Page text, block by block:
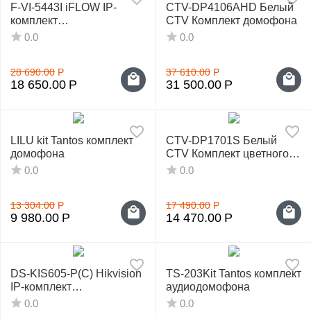
F-VI-5443I iFLOW IP-
комплект
видеодомофонии
0.0
28 690.00 Р
18 650.00 Р
CTV-DP4106AHD Белый
CTV Комплект домофона
0.0
37 610.00 Р
31 500.00 Р
LILU kit Tantos комплект
домофона
0.0
13 304.00 Р
9 980.00 Р
CTV-DP1701S Белый
CTV Комплект цветного
видеодомофона
0.0
17 490.00 Р
14 470.00 Р
DS-KIS605-P(С) Hikvision
IP-комплект
видеодомофонии
0.0
TS-203Kit Tantos комплект
аудиодомофона
0.0